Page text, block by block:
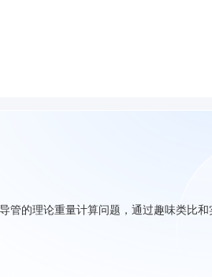
管的理论重量计算问题，通过趣味类比